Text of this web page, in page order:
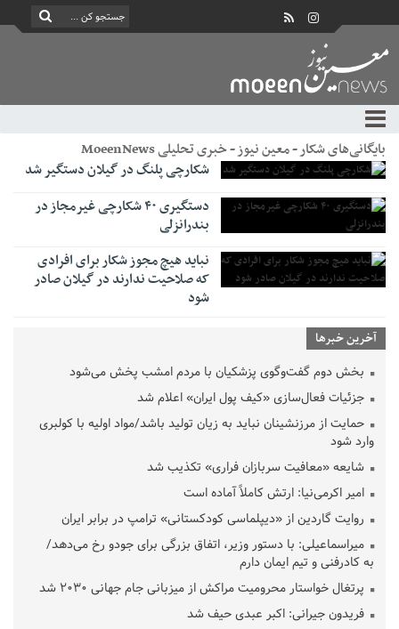
بایگانی‌های شکار - معین نیوز - خبری تحلیلی MoeenNews
شکارچی پلنگ در گیلان دستگیر شد
دستگیری ۴۰ شکارچی غیرمجاز در
بندرانزلی
نباید هیچ مجوز شکار برای افرادی
که صلاحیت ندارند در گیلان صادر
شود
آخرین خبرها
بخش دوم گفت‌وگوی پزشکیان با مردم امشب پخش می‌شود
جزئیات فعال‌سازی «کیف پول ایران» اعلام شد
حمایت از مرزنشینان نباید به زیان تولید باشد/مواد اولیه با کولبری
وارد شود
شایعه «معافیت سربازان فراری» تکذیب شد
امیر اکرمی‌نیا: ارتش کاملاً آماده است
روایت گاردین از «دیپلماسی کودکستانی» ترامپ در برابر ایران
میراسماعیلی: با دستور وزیر، اتفاق بزرگی برای جودو رخ می‌دهد/
به کادرفنی و تیم ایمان دارم
پرتغال خواستار محرومیت مراکش از میزبانی جام جهانی ۲۰۳۰ شد
فریدون جیرانی: اکبر عبدی حیف شد